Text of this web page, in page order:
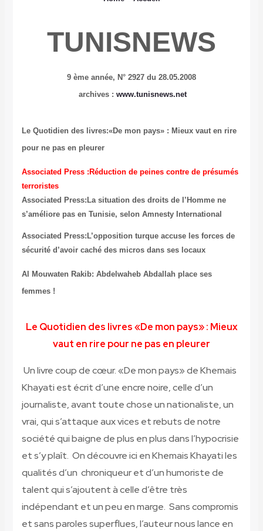
TUNISNEWS
9 ème année, N° 2927 du 28.05.2008
archives : www.tunisnews.net
Le Quotidien des livres:«De mon pays» : Mieux vaut en rire
pour ne pas en pleurer
Associated Press :Réduction de peines contre de présumés
terroristes
Associated Press:La situation des droits de l’Homme ne
s’améliore pas en Tunisie, selon Amnesty International
Associated Press:L’opposition turque accuse les forces de
sécurité d’avoir caché des micros dans ses locaux
Al Mouwaten Rakib: Abdelwaheb Abdallah place ses
femmes !
Le Quotidien des livres«De mon pays» : Mieux
vaut en rire pour ne pas en pleurer
Un livre coup de cœur. «De mon pays» de Khemais
Khayati est écrit d’une encre noire, celle d’un
journaliste, avant toute chose un nationaliste, un
vrai, qui s’attaque aux vices et rebuts de notre
société qui baigne de plus en plus dans l’hypocrisie
et s’y plaît. On découvre ici en Khemais Khayati les
qualités d’un chroniqueur et d’un humoriste de
talent qui s’ajoutent à celle d’être très
indépendant et un peu en marge. Sans compromis
et sans paroles superflues, l’auteur nous lance en